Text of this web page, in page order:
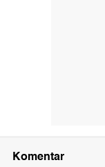
Komentar